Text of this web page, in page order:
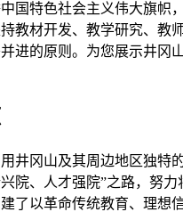
国特色社会主义伟大旗帜
教材开发、教学研究、教
进的原则。为您展示井冈
井冈山及其周边地区独特
院、人才强院”之路，努力
了以革命传统教育、理想